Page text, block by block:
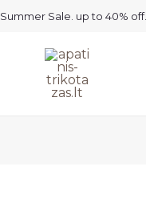
Summer Sale. up to 40% off.